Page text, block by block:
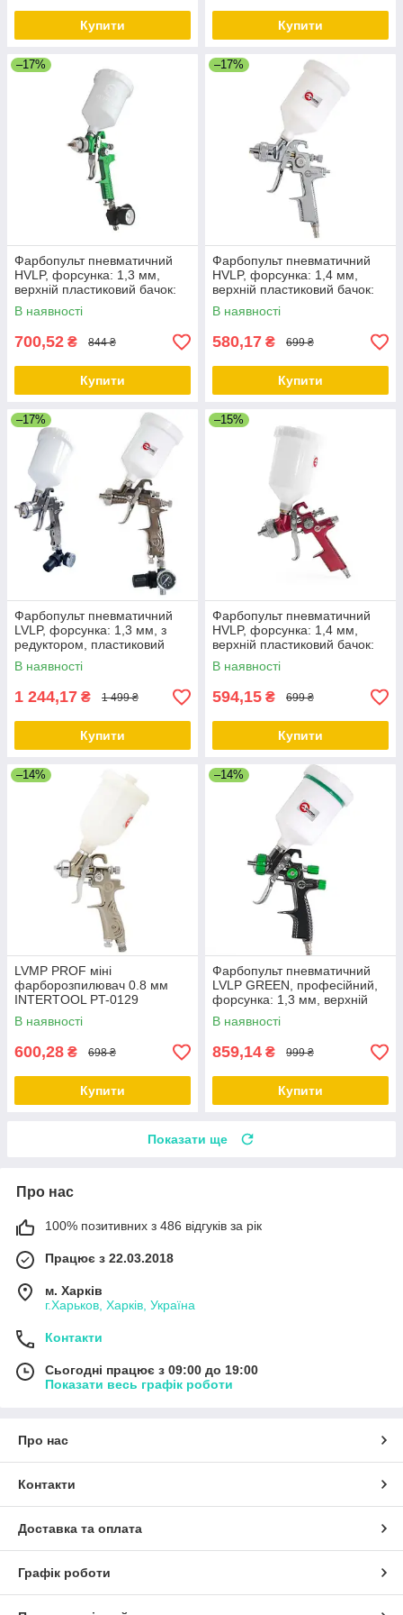
Купити Купити
–17%
Фарбопульт пневматичний
HVLP, форсунка: 1,3 мм,
верхній пластиковий бачок:
600 мл, 3 бар + редуктор
INTERTOOL PT-0102
В наявності
700,52 ₴ 844 ₴
Купити
–17%
Фарбопульт пневматичний
HVLP, форсунка: 1,4 мм,
верхній пластиковий бачок:
600 мл, 3 бар INTERTOOL
PT-0103
В наявності
580,17 ₴ 699 ₴
Купити
–17%
Фарбопульт пневматичний
LVLP, форсунка: 1,3 мм, з
редуктором, пластиковий
бачок: 600 мл, 2 бар LVLP
PROF INTERTOOL PT-0130
В наявності
1 244,17 ₴ 1 499 ₴
Купити
–15%
Фарбопульт пневматичний
HVLP, форсунка: 1,4 мм,
верхній пластиковий бачок:
600 мл, 3 бар INTERTOOL
PT-0104
В наявності
594,15 ₴ 699 ₴
Купити
–14%
LVMP PROF міні
фарборозпилювач 0.8 мм
INTERTOOL PT-0129
В наявності
600,28 ₴ 698 ₴
Купити
–14%
Фарбопульт пневматичний
LVLP GREEN, професійний,
форсунка: 1,3 мм, верхній
пластиковий бачок: 600 мл,
1,5 бар INTERTOOL PT-0132
В наявності
859,14 ₴ 999 ₴
Купити
Показати ще
Про нас
100% позитивних з 486 відгуків за рік
Працює з 22.03.2018
м. Харків
г.Харьков, Харків, Україна
Контакти
Сьогодні працює з 09:00 до 19:00
Показати весь графік роботи
Про нас
Контакти
Доставка та оплата
Графік роботи